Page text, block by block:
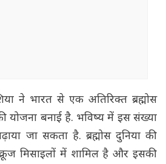
ने भारत से एक अतिरिक्त ब्रह्मोस
योजना बनाई है. भविष्य में इस संख्या
जा सकता है. ब्रह्मोस दुनिया की
मिसाइलों में शामिल है और इसकी